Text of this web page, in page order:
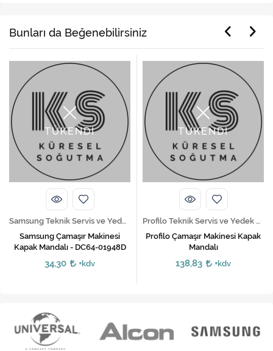
Bunları da Beğenebilirsiniz
TÜKENDİ
Samsung Teknik Servis ve Yedek Parça Hizmetleri
Samsung Çamaşır Makinesi
Kapak Mandalı - DC64-01948D
34,30 +kdv
TÜKENDİ
Profilo Teknik Servis ve Yedek Parça Hizmetleri
Profilo Çamaşır Makinesi Kapak
Mandalı
138,83 +kdv